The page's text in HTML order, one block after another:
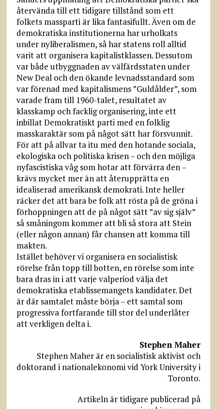
återvända till ett tidigare tillstånd som ett
folkets massparti är lika fantasifullt. Även om de
demokratiska institutionerna har urholkats
under nyliberalismen, så har statens roll alltid
varit att organisera kapitalistklassen. Dessutom
var både utbyggnaden av välfärdsstaten under
New Deal och den ökande levnadsstandard som
var förenad med kapitalismens ”Guldålder”, som
varade fram till 1960-talet, resultatet av
klasskamp och facklig organisering, inte ett
inbillat Demokratiskt parti med en folklig
masskaraktär som på något sätt har försvunnit.
För att på allvar ta itu med den hotande sociala,
ekologiska och politiska krisen – och den möjliga
nyfascistiska våg som hotar att förvärra den –
krävs mycket mer än att återupprätta en
idealiserad amerikansk demokrati. Inte heller
räcker det att bara be folk att rösta på de gröna i
förhoppningen att de på något sätt ”av sig själv”
så småningom kommer att bli så stora att Stein
(eller någon annan) får chansen att komma till
makten.
Istället behöver vi organisera en socialistisk
rörelse från topp till botten, en rörelse som inte
bara dras in i att varje valperiod välja det
demokratiska etablissemangets kandidater. Det
är där samtalet måste börja – ett samtal som
progressiva fortfarande till stor del underlåter
att verkligen delta i.
Stephen Maher
Stephen Maher är en socialistisk aktivist och
doktorand i nationalekonomi vid York University i
Toronto.
Artikeln är tidigare publicerad på